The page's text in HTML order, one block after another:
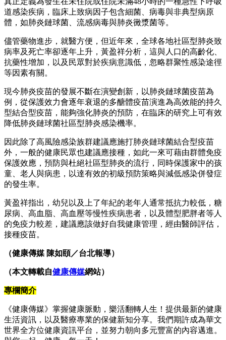
道感染疾病，臨床上致病因子包含細菌、病毒與非典型病原
體，如肺炎鏈球菌、流感病毒與肺炎黴漿菌等。
儘管藥物進步，就醫方便，但近年來，全球各地社區型肺炎致
病率及死亡率卻逐年上升，黃盈祥分析，這與人口的高齡化、
抗藥性增加，以及民眾對於疾病意識低，忽略群聚性感染途徑
等因素有關。
現今肺炎疫苗的發展不斷在演變創新，以肺炎鏈球菌疫苗為
例，從保護效力會逐年衰退的多醣體疫苗演進為高效能的持久
型結合型疫苗，能夠強化肺炎的預防，在臨床的研究上可有效
降低肺炎鏈球菌社區型肺炎感染機率。
因此除了高風險感染族群建議應施打肺炎鏈球菌結合型疫苗
外，一般的健康民眾也建議應接種，如此一來可藉由群體免疫
保護效應，預防與杜絕社區型肺炎的流行，同時保護家中的孩
童、老人與病患，以達有效的初級預防策略與減低感染併發症
的發生率。
黃盈祥指出，幼兒以及上了年紀的老年人通常抵抗力較低，糖
尿病、高血脂、高血壓等慢性疾病患者，以及體型肥胖者等人
的免疫力較差，建議應該做好自我健康管理，經由醫師評估，
接種疫苗。
（健康傳媒 陳如頤／台北報導）
（本文轉載自健康傳媒網站）
專欄簡介
《健康傳媒》掌握健康脈動，樂活翻轉人生！提供最新的健康
生活資訊，以及醫療專業的保健新知分享。我們期許成為華文
世界全方位健康資訊平台，並努力朝向多元豐富的內容邁進。